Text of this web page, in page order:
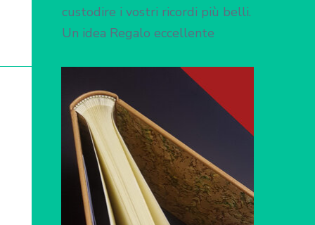
custodire i vostri ricordi più belli.
Un idea Regalo eccellente